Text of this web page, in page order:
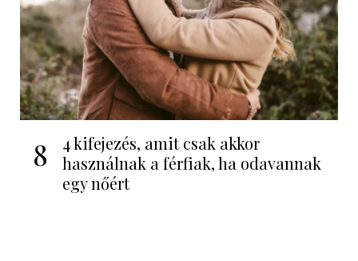
8
4 kifejezés, amit csak akkor
használnak a férfiak, ha odavannak
egy nőért